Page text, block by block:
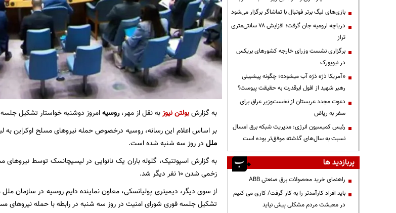
به گزارشبولتن نیوزبه نقل از مهر،روسیهامروز دوشنبه خواستار تشکیل
بر اساس اعلام این رسانه، روسیه درخصوص حمله نیروهای مسلح اوکراین
ملل در روز سه شنبه شده است.
زخمی شدن ۱۰ نفر دیگر شد.
از سوی دیگر، دیمیتری پولیانسکی، معاون نماینده دایم روسیه در سازمان ملل
تشکیل جلسه فوری شورای امنیت در روز سه شنبه در رابطه با حمله
بازی‌های لیگ برتر فوتبال با تماشاگر برگزار می‌شود
دریاچه ارومیه جان گرفت؛ افزایش ۷۸ سانتی‌متری
تراز
برگزاری نشست وزرای خارجه کشورهای بریکس
در نیویورک
«آمریکا ذرّه ذرّه آب میشود»؛ چگونه پیشبینی
رهبر شهید از افول ابرقدرت به حقیقت پیوست؟
دعوت مجدد عربستان از نخست‌وزیر عراق برای
سفر به ریاض
رئیس کمیسیون انرژی: مدیریت شبکه برق امسال
نسبت به سال‌های گذشته موفق‌تر بوده است
پربازدید ها
راهنمای خرید محصولات برق صنعتی ABB
باید افراد کارآمدتر را به کار گرفت/ کاری می کنیم
در معیشت مردم مشکلی پیش نیاید